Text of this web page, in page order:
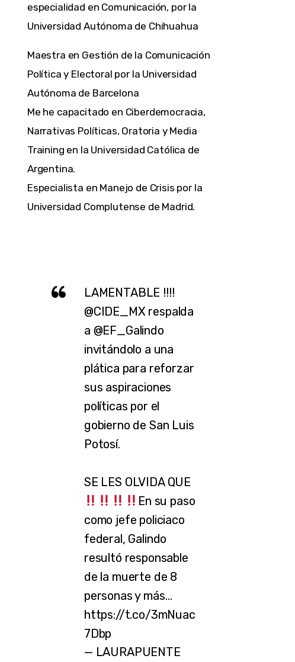
especialidad en Comunicación, por la
Universidad Autónoma de Chihuahua
Maestra en Gestión de la Comunicación
Política y Electoral por la Universidad
Autónoma de Barcelona
Me he capacitado en Ciberdemocracia,
Narrativas Políticas, Oratoria y Media
Training en la Universidad Católica de
Argentina.
Especialista en Manejo de Crisis por la
Universidad Complutense de Madrid.
LAMENTABLE !!!!
@CIDE_MXrespalda
a @EF_Galindo
invitándolo a una
plática para reforzar
sus aspiraciones
políticas por el
gobierno de San Luis
Potosí.
SE LES OLVIDA QUE
En su paso
como jefe policiaco
federal, Galindo
resultó responsable
de la muerte de 8
personas y más…
https://t.co/3mNuac
7Dbp
— LAURAPUENTE